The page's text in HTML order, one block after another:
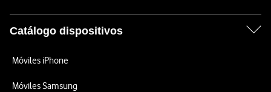
Catálogo dispositivos
Móviles iPhone
Móviles Samsung